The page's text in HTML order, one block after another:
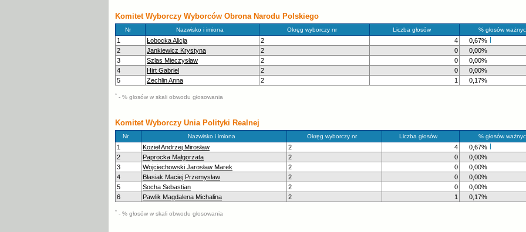
Komitet Wyborczy Wyborców Obrona Narodu Polskiego
Nr Nazwisko i imiona Okręg wyborczy nr Liczba głosów % głosów
1 Łobocka Alicja 2 4
0,67%
2
Jankiewicz Krystyna 2 0
0,00%
3
Szlas Mieczysław 2 0
0,00%
4
Hirt Gabriel 2 0
0,00%
5
Zechlin Anna 2 1 0,17%
* - % głosów w skali obwodu głosowania
Komitet Wyborczy Unia Polityki Realnej
Nr Nazwisko i imiona Okręg wyborczy nr Liczba głosów % głosów
1 Kozieł Andrzej Mirosław 2 4
0,67%
2
Paprocka Małgorzata 2 0
0,00%
3
Wojciechowski Jarosław Marek 2 0
0,00%
4
Błasiak Maciej Przemysław 2 0
0,00%
5
Socha Sebastian 2 0
0,00%
6
Pawlik Magdalena Michalina 2 1 0,17%
* - % głosów w skali obwodu głosowania